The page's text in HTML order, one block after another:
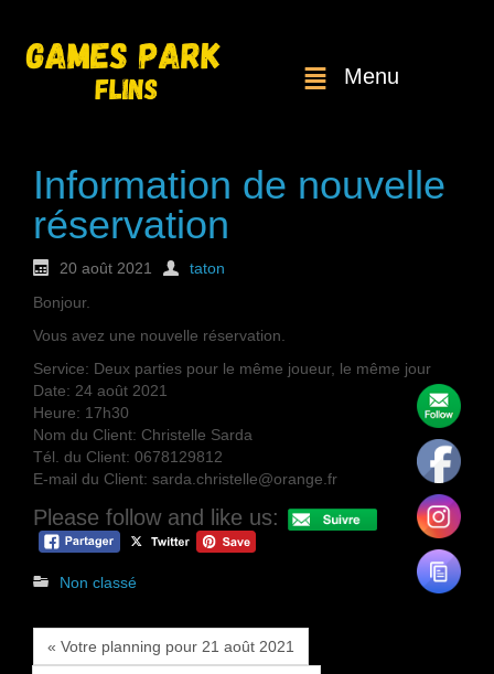
Menu
Information de nouvelle
réservation
20 août 2021
taton
Bonjour.
Vous avez une nouvelle réservation.
Service: Deux parties pour le même joueur, le même jour
Date: 24 août 2021
Heure: 17h30
Nom du Client: Christelle Sarda
Tél. du Client: 0678129812
E-mail du Client: sarda.christelle@orange.fr
Please follow and like us:
Non classé
« Votre planning pour 21 août 2021